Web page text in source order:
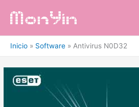
Inicio Software Antivirus N0D32